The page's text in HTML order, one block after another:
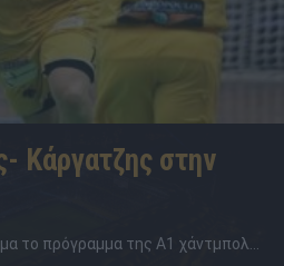
Κάργατζης στην
το πρόγραμμα της Α1 χάντμπολ...